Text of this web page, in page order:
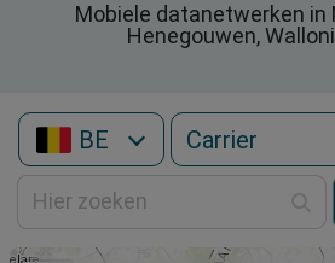
Mobiele datanetwerken in
Henegouwen,
BE